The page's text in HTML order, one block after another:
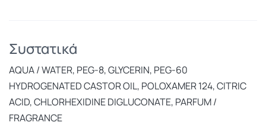
Συστατικά
AQUA / WATER, PEG-8, GLYCERIN, PEG-60
HYDROGENATED CASTOR OIL, POLOXAMER 124, CITRIC
ACID, CHLORHEXIDINE DIGLUCONATE, PARFUM /
FRAGRANCE